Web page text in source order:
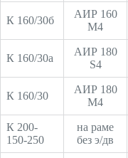
К 160/30б
АИР 160
М4
К 160/30а
АИР 180
S4
К 160/30
АИР 180
М4
К 200-
150-250
на раме
без э/дв